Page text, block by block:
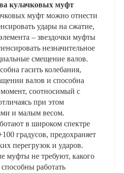
кулачковых муфт
муфт можно отнести
удары на сжатие,
– звездочки муфты
незначительное
смещение валов.
гасить колебания,
валов и способна
соотносимый с
при этом
и малым весом.
в широком спектре
градусов, предохраняет
перегрузок и ударов.
муфты не требуют, какого
работать